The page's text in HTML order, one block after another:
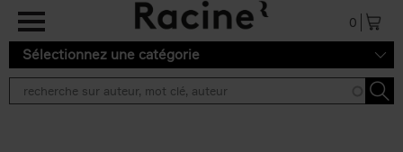
Aller au contenu principal
0
Sélectionnez une catégorie